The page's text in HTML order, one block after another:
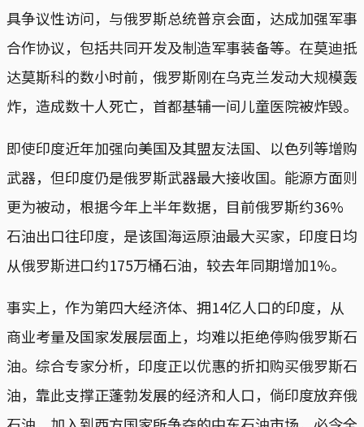
具争议性访问，与俄罗斯总统普京会面，达成加强军事
合作协议，包括共同开发及制造军事装备等。在莫迪抵
达莫斯科的数小时前，俄罗斯刚在乌克兰发动大规模轰
炸，造成数十人死亡，首都基辅一间儿童医院被炸毁。
即使印度近年加强向美国及其盟友法国、以色列等增购
武器，但印度仍是俄罗斯武器最大接收国。能源方面则
更为被动，根据今年上半年数据，目前俄罗斯约36%
石油出口往印度，是该国海运原油最大买家，印度日均
从俄罗斯进口约175万桶石油，较去年同期增加1%。
事实上，作为第四大经济体、拥14亿人口的印度，从
商业考量及国家发展层面上，均难以拒绝停购俄罗斯石
油。综合专家分析，印度正以优惠的折扣购买俄罗斯石
油，靠此支撑正蓬勃发展的经济和人口，倘印度放弃俄